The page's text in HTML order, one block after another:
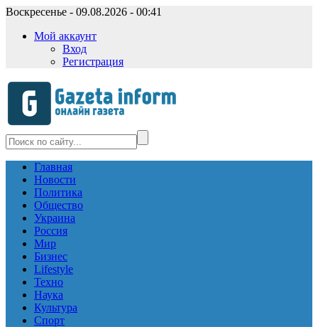
Воскресенье - 09.08.2026 - 00:41
Мой аккаунт
Вход
Регистрация
Главная
Новости
Политика
Общество
Украина
Россия
Мир
Бизнес
Lifestyle
Техно
Наука
Культура
Спорт